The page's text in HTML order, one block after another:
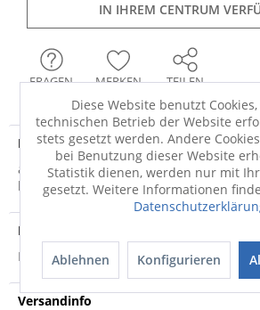
IN IHREM CENTRUM
FRAGEN MERKEN TEILEN
Produktdetails
aus dem Hause “KLEINE WOLKE ·
bis 40°C Sorgen Sie für ein
Produktsicherheit
Produktsicherheit
Versandinfo
Diese Website benutzt
technischen Betrieb der Website
stets gesetzt werden. Andere
bei Benutzung dieser Website
Statistik dienen, werden nur mit
gesetzt. Weitere Informationen
Ablehnen Konfigurieren